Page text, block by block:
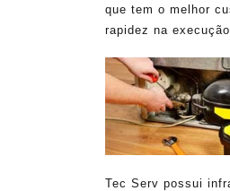
que tem o melhor
rapidez na
Tec Serv possui